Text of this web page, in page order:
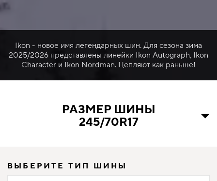
Ikon - новое имя легендарных шин. Для сезона зима
2025/2026 представлены линейки Ikon Autograph, Ikon
Character и Ikon Nordman. Цепляют как раньше!
РАЗМЕР ШИНЫ
245/70R17
ВЫБЕРИТЕ ТИП ШИНЫ